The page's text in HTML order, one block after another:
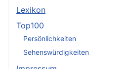
Lexikon
Top100
Persönlichkeiten
Sehenswürdigkeiten